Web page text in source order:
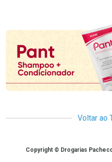
Promoção em
Voltar ao
CopyrightCopyright © Drogarias